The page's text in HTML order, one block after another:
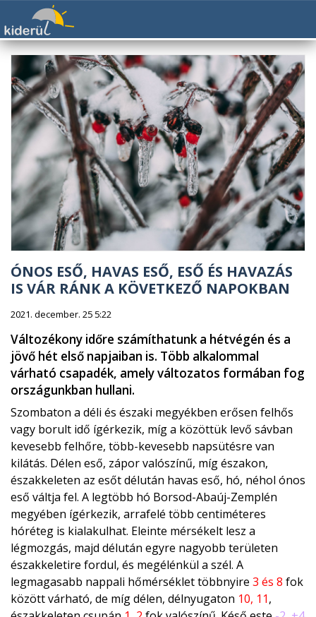
ÓNOS ESŐ, HAVAS ESŐ, ESŐ ÉS HAVAZÁS
IS VÁR RÁNK A KÖVETKEZŐ NAPOKBAN
2021. december. 25 5:22
Változékony időre számíthatunk a hétvégén és a
jövő hét első napjaiban is. Több alkalommal
várható csapadék, amely változatos formában fog
országunkban hullani.
Szombaton a déli és északi megyékben erősen felhős
vagy borult idő ígérkezik, míg a közöttük levő sávban
kevesebb felhőre, több-kevesebb napsütésre van
kilátás. Délen eső, zápor valószínű, míg északon,
északkeleten az esőt délután havas eső, hó, néhol ónos
eső váltja fel. A legtöbb hó Borsod-Abaúj-Zemplén
megyében ígérkezik, arrafelé több centiméteres
hóréteg is kialakulhat. Eleinte mérsékelt lesz a
légmozgás, majd délután egyre nagyobb területen
északkeletire fordul, és megélénkül a szél. A
legmagasabb nappali hőmérséklet többnyire 3 és 8 fok
között várható, de míg délen, délnyugaton 10, 11,